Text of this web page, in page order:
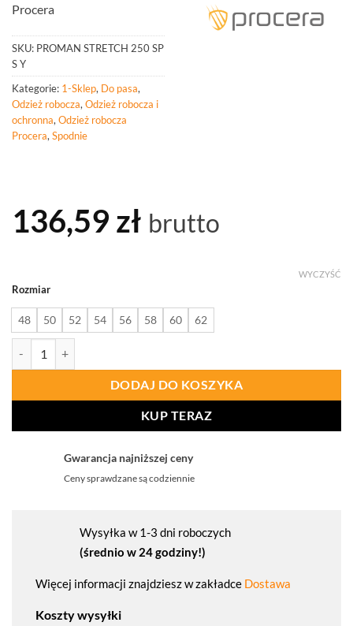
Procera
SKU: PROMAN STRETCH 250 SP
S Y
Kategorie: 1-Sklep, Do pasa,
Odzież robocza, Odzież robocza i
ochronna, Odzież robocza
Procera, Spodnie
136,59 zł brutto
Rozmiar
48 50 52 54 56 58 60 62
WYCZYŚĆ
DODAJ DO KOSZYKA
KUP TERAZ
Gwarancja najniższej ceny
Ceny sprawdzane są codziennie
Wysyłka w 1-3 dni roboczych
(średnio w 24 godziny!)
Więcej informacji znajdziesz w zakładce Dostawa
Koszty wysyłki